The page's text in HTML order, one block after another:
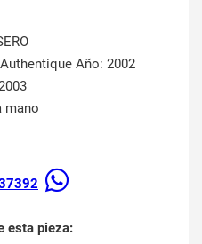
Año: 2002
mano
esta pieza: